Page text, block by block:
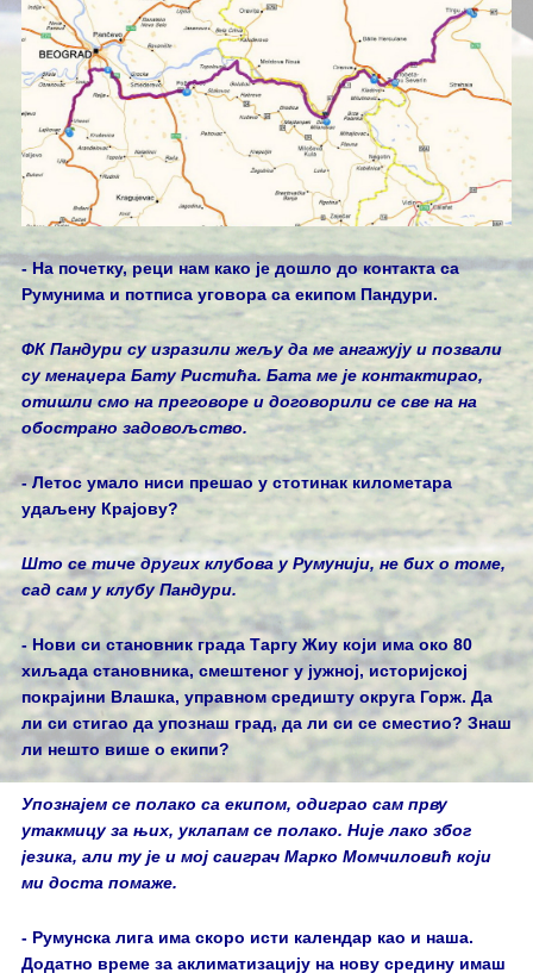
- На почетку, реци нам како је дошло до контакта са
Румунима и потписа уговора са екипом Пандури.
ФК Пандури су изразили жељу да ме ангажују и позвали
су менаџера Бату Ристића. Бата ме је контактирао,
отишли смо на преговоре и договорили се све на на
обострано задовољство.
- Летос умало ниси прешао у стотинак километара
удаљену Крајову?
Што се тиче других клубова у Румунији, не бих о томе,
сад сам у клубу Пандури.
- Нови си становник града Таргу Жиу који има око 80
хиљада становника, смештеног у јужној, историјској
покрајини Влашка, управном средишту округа Горж. Да
ли си стигао да упознаш град, да ли си се сместио? Знаш
ли нешто више о екипи?
Упознајем се полако са екипом, одиграо сам прву
утакмицу за њих, уклапам се полако. Није лако због
језика, али ту је и мој саиграч Марко Момчиловић који
ми доста помаже.
- Румунска лига има скоро исти календар као и наша.
Додатно време за аклиматизацију на нову средину имаш